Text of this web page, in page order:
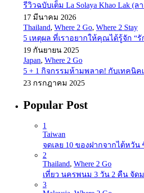
รีวิวฉบับเต็ม La Solaya Khao Lak (
17 มีนาคม 2026
Thailand, Where 2 Go, Where 2 Stay
5 เหตุผล ที่เราอยากให้คุณได้รู้จัก “
19 กันยายน 2025
Japan, Where 2 Go
5 + 1 กิจกรรมห้ามพลาด! กับเทคนิคเ
23 กรกฎาคม 2025
Popular Post
1
Taiwan
จดเลย 10 ของฝากจากไต้หวัน
2
Thailand, Where 2 Go
เที่ยว นครพนม 3 วัน 2 คืน จั
3